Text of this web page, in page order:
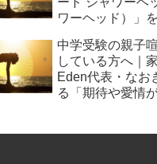
ワーヘッド）」
中学受験の親子
している方へ｜
Eden代表・なお
る「期待や愛情
と、間に第三者